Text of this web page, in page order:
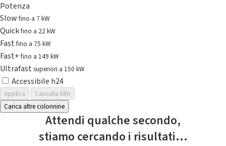
Potenza
Slowfino a 7 kW
Quickfino a 22 kW
Fastfino a 75 kW
Fast+fino a 149 kW
Ultrafast superiori a 150 kW
Accessibile h24
Applica
Cancella filtri
Carica altre colonnine
Attendi qualche secondo,
stiamo cercando i risultati...